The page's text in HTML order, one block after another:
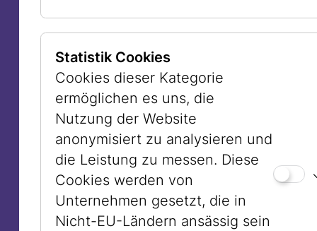
Jüdischen Museum Australiens
überarbeitete Anne Zahalka ihr Foto,
weil sie die jüdische Herkunft ihrer
Schwimmerin akzentuieren wollte. Sie
hatte im Album ihrer Mutter „Hakoah“-
Logos gesehen, daher ersuchte sie uns
um weitere visuelle Vorlagen. Daraus
entwickelte sie ihr eigenes Emblem, das
sie auf den Schwimmanzug der Frau
applizierte. Dies geschieht auch im
Andenken an die jüdische Gemeinde
Statistik Cookies
Cookies dieser Kategorie
ermöglichen es uns, die
Nutzung der Website
anonymisiert zu analysieren und
die Leistung zu messen. Diese
Cookies werden von
Unternehmen gesetzt, die in
Nicht-EU-Ländern ansässig sein